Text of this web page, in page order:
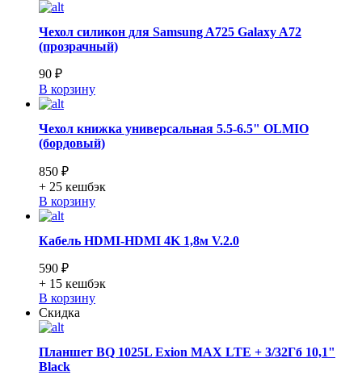
Чехол силикон для Samsung A725 Galaxy A72
(прозрачный)
90 ₽
В корзину
Чехол книжка универсальная 5.5-6.5" OLMIO
(бордовый)
850 ₽
+ 25 кешбэк
В корзину
Кабель HDMI-HDMI 4K 1,8м V.2.0
590 ₽
+ 15 кешбэк
В корзину
Скидка
Планшет BQ 1025L Exion MAX LTE + 3/32Гб 10,1"
Black